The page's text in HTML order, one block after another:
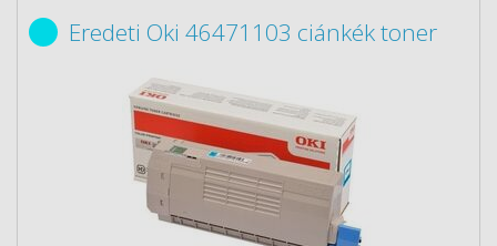
Eredeti Oki 46471103 ciánkék toner